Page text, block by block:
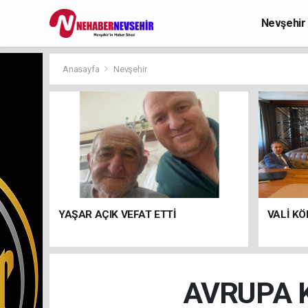
Nevşehir
Anasayfa Nevşehir
YAŞAR AÇIK VEFAT ETTİ VALİ
AVRUPA